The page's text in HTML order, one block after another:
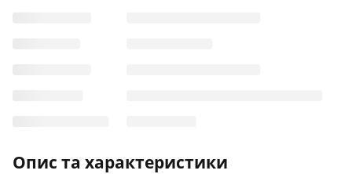
Опис та характеристики